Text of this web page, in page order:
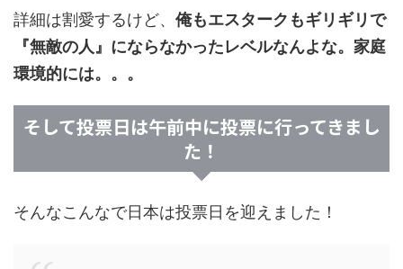
詳細は割愛するけど、 俺もエスタークもギリギリで
『無敵の人』にならなかったレベルなんよな。家庭
環境的には。。。
そして投票日は午前中に投票に行ってきまし
た！
そんなこんなで日本は投票日を迎えました！